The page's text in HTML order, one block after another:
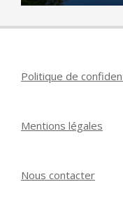
Politique de
Mentions légales
Nous contacter